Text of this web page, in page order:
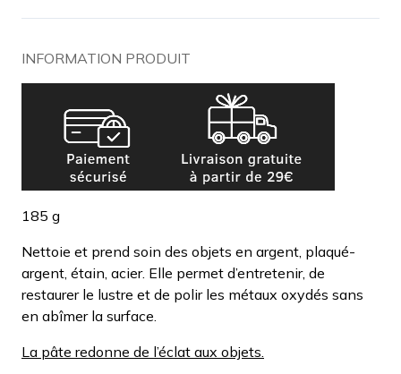
INFORMATION PRODUIT
185 g
Nettoie et prend soin des objets en argent, plaqué-
argent, étain, acier. Elle permet d’entretenir, de
restaurer le lustre et de polir les métaux oxydés sans
en abîmer la surface.
La pâte redonne de l’éclat aux objets.